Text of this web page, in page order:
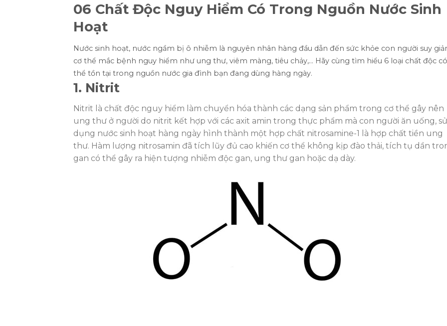
06 Chất Độc Nguy Hiểm Có Trong Nguồn Nước Sinh
Hoạt
Nước sinh hoạt, nước ngầm bị ô nhiễm là nguyên nhân hàng đầu dẫn đến sức khỏe con người suy
cơ thể mắc bệnh nguy hiểm như ung thư, viêm màng, tiêu chảy,… Hãy cùng tìm hiểu 6 loại chất độc có
thể tồn tại trong nguồn nước gia đình bạn đang dùng hàng ngày.
1. Nitrit
Nitrit là chất độc nguy hiểm làm chuyển hóa thành các dạng sản phẩm trong cơ thể gây nên
ung thư ở người do nitrit kết hợp với các axit amin trong thực phẩm mà con người ăn uống, sử
dụng nước sinh hoạt hàng ngày hình thành một hợp chất nitrosamine-1 là hợp chất tiền ung
thư. Hàm lượng nitrosamin đã tích lũy đủ cao khiến cơ thể không kịp đào thải, tích tụ dần
gan có thể gây ra hiện tượng nhiễm độc gan, ung thư gan hoặc dạ dày.